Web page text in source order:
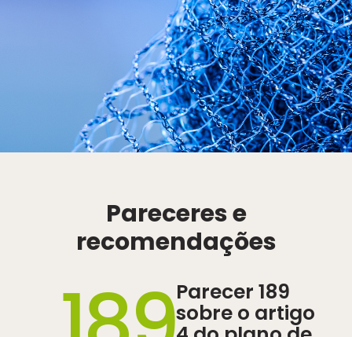
Pareceres e
recomendações
Parecer 189
sobre o artigo